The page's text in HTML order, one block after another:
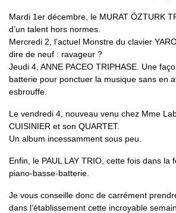
Mardi 1er décembre, le MURAT ÖZTURK
d’un talent hors normes.
Mercredi 2, l’actuel Monstre du clavier
dire de neuf : ravageur ?
Jeudi 4, ANNE PACEO TRIPHASE. Une
batterie pour ponctuer la musique sans en
esbrouffe.
Le vendredi 4, nouveau venu chez Mme
CUISINIER et son QUARTET.
Un album incessamment sous peu.
Enfin, le PAUL LAY TRIO, cette fois dans la
piano-basse-batterie.
Je vous conseille donc de carrément
dans l’établissement cette incroyable